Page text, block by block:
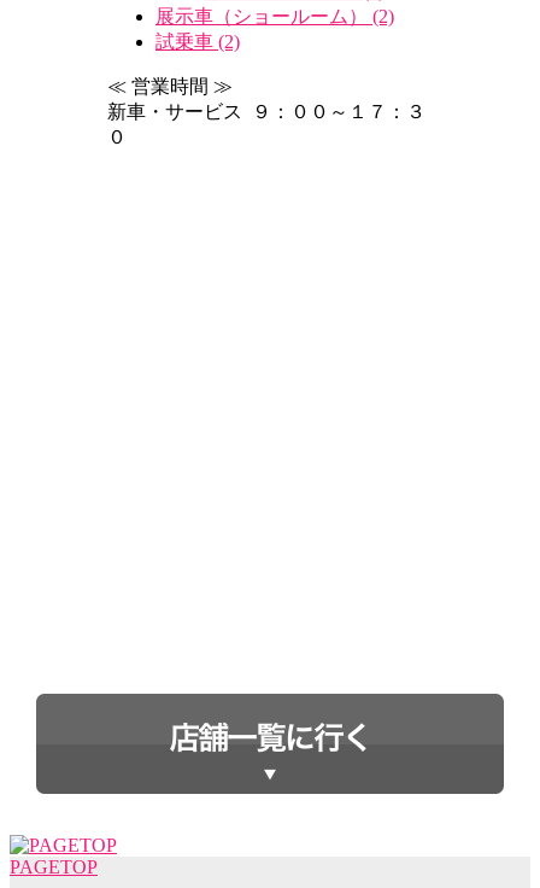
展示車（ショールーム） (2)
試乗車 (2)
≪ 営業時間 ≫
新車・サービス ９：００～１７：３
０
PAGETOP